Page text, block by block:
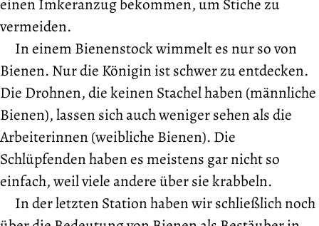
vermeiden.
In einem Bienenstock wimmelt es nur so von
Bienen. Nur die Königin ist schwer zu entdecken.
Die Drohnen, die keinen Stachel haben (männliche
Bienen), lassen sich auch weniger sehen als die
Arbeiterinnen (weibliche Bienen). Die
Schlüpfenden haben es meistens gar nicht so
einfach, weil viele andere über sie krabbeln.
In der letzten Station haben wir schließlich noch